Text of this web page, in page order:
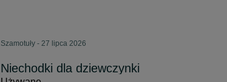
Szamotuły - 27 lipca 2026
Niechodki dla dziewczynki